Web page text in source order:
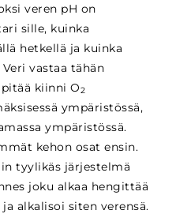
veren pH on
sille, kuinka
hetkellä ja kuinka
vastaa tähän
kiinni O2
ympäristössä,
ympäristössä.
kehon osat ensin.
tyylikäs järjestelmä
joku alkaa hengittää
alkalisoi siten verensä.